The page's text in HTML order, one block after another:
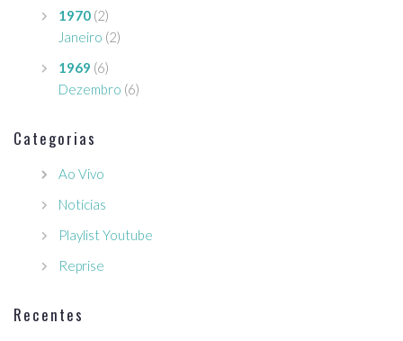
1970 (2)
Janeiro (2)
1969 (6)
Dezembro (6)
Categorias
Ao Vivo
Notícias
Playlist Youtube
Reprise
Recentes